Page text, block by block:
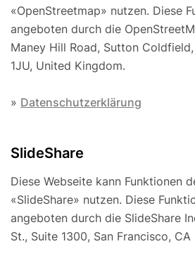
«OpenStreetmap» nutzen. Diese
angeboten durch die
Maney Hill Road, Sutton
1JU, United Kingdom.
» Datenschutzerklärung
SlideShare
Diese Webseite kann Funktionen
«SlideShare» nutzen. Diese
angeboten durch die SlideShare
St., Suite 1300, San Francisco, CA